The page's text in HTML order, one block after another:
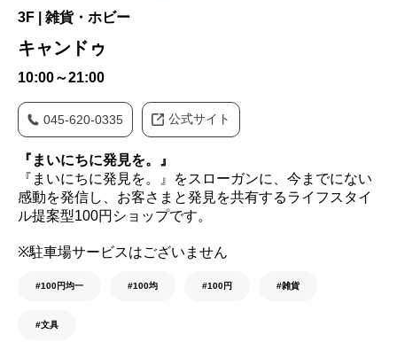
3F | 雑貨・ホビー
キャンドゥ
10:00～21:00
045-620-0335 公式サイト
『まいにちに発見を。』
『まいにちに発見を。』をスローガンに、今までにない
感動を発信し、お客さまと発見を共有するライフスタイ
ル提案型100円ショップです。
※駐車場サービスはございません
#100円均一 #100均 #100円 #雑貨
#文具